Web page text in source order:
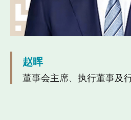
赵晖
董事会主席、执行董事及